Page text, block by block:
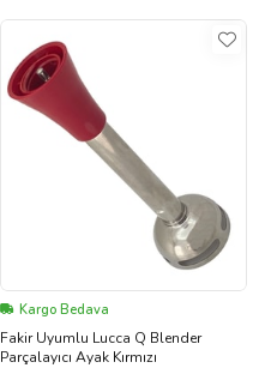
Kargo Bedava
Fakir Uyumlu Lucca Q Blender
Parçalayıcı Ayak Kırmızı